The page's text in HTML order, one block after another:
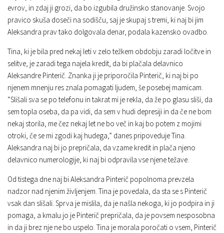
evrov, in zdaj ji grozi, da bo izgubila družinsko stanovanje. Svojo
pravico skuša doseči na sodišču, saj je skupaj s tremi, ki naj bi jim
Aleksandra prav tako dolgovala denar, podala kazensko ovadbo.
Tina, ki je bila pred nekaj leti v zelo težkem obdobju zaradi ločitve in
selitve, je zaradi tega najela kredit, da bi plačala delavnico
Aleksandre Pinterič. Znanka ji je priporočila Pinterič, ki naj bi po
njenem mnenju res znala pomagati ljudem, še posebej mamicam.
“Slišali sva se po telefonu in takrat mi je rekla, da že po glasu sliši, da
sem topla oseba, da pa vidi, da sem v hudi depresiji in da če ne bom
nekaj storila, me čez nekaj let ne bo več in kaj bo potem z mojimi
otroki, če se mi zgodi kaj hudega,” danes pripoveduje Tina.
Aleksandra naj bi jo prepričala, da vzame kredit in plača njeno
delavnico numerologije, ki naj bi odpravila vse njene težave.
Od tistega dne naj bi Aleksandra Pinterič popolnoma prevzela
nadzor nad njenim življenjem. Tina je povedala, da sta se s Pinterič
vsak dan slišali. Sprva je mislila, da je našla nekoga, ki jo podpira in ji
pomaga, a kmalu jo je Pinterič prepričala, da je povsem nesposobna
in da ji brez nje ne bo uspelo. Tina je morala poročati o vsem, Pinterič